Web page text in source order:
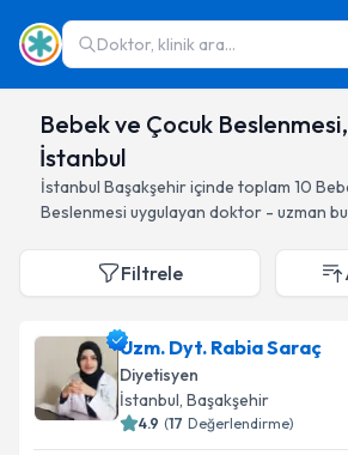
Doktor, klinik ara...
Bebek ve Çocuk
İstanbul
İstanbul Başakşehiriçinde toplam 10
Beslenmesi uygulayan doktor - uzman
Filtrele
Uzm. Dyt. Rabia Saraç
Diyetisyen
İstanbul, Başakşehir
4.9 (17 Değerlendirme)